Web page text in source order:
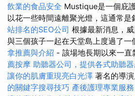
飲業的食品安全 Mustique是一個庇
以花一些時間遠離聚光燈，這通常是
站排名的SEO公司 根據最新消息，
與三個孩子一起在天堂島上度過了一
拿推薦與介紹 - 該場地長期以來一直
薦按摩 助聽器公司，提供各式助聽
讓你的肌膚重現亮白光澤 著名的導
的關鍵字搜尋技巧 產後護理專業服